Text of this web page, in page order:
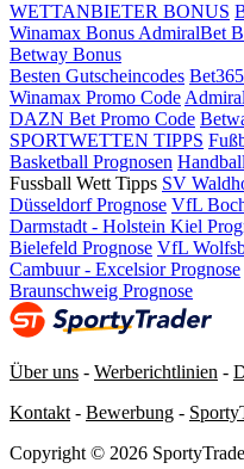
WETTANBIETER BONUS
Winamax Bonus AdmiralBet
Betway Bonus
Besten Gutscheincodes
Winamax Promo Code
DAZN Bet Promo Code
SPORTWETTEN TIPPS
Basketball Prognosen
Fussball Wett Tipps SV
Düsseldorf Prognose VfL
Darmstadt - Holstein Kiel
Bielefeld Prognose VfL
Cambuur - Excelsior Prognose
Braunschweig Prognose
Über uns - Werberichtlinien -
Kontakt - Bewerbung -
Copyright © 2026